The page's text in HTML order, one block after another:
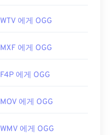
WTV 에게 OGG
MXF 에게 OGG
F4P 에게 OGG
MOV 에게 OGG
WMV 에게 OGG